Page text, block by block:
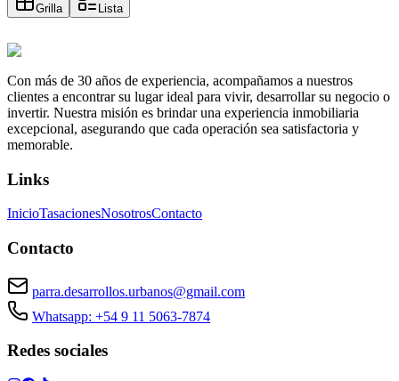
Grilla Lista
Con más de 30 años de experiencia, acompañamos a nuestros
clientes a encontrar su lugar ideal para vivir, desarrollar su negocio o
invertir. Nuestra misión es brindar una experiencia inmobiliaria
excepcional, asegurando que cada operación sea satisfactoria y
memorable.
Links
InicioTasacionesNosotrosContacto
Contacto
parra.desarrollos.urbanos@gmail.com
Whatsapp: +54 9 11 5063-7874
Redes sociales